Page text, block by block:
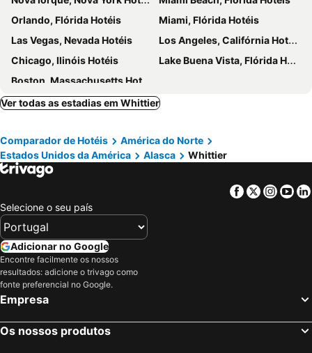
Orlando, Flórida Hotéis
Miami, Flórida Hotéis
Las Vegas, Nevada Hotéis
Los Angeles, Califórnia Hotéis
Chicago, Ilinóis Hotéis
Lake Buena Vista, Flórida Hotéis
Boston, Massachusetts Hotéis
Ver todas as estadias em Whittier
Comparador de Hotéis
América do Norte
Estados Unidos da América
Alasca Whittier
Facebook
Twitter
Selecione o seu país
Adicionar no Google
Encontre facilmente os nossos
resultados: adicione o trivago como
fonte preferencial no Google.
Empresa
Os nossos produtos